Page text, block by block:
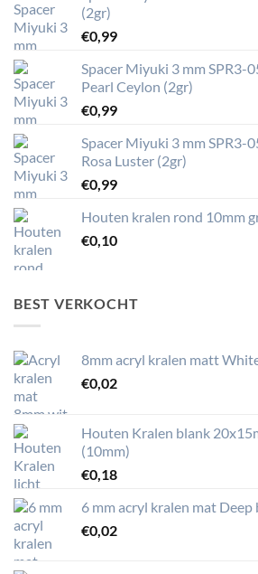
(2gr)
€0,99
Spacer Miyuki 3 mm SPR3-
Pearl Ceylon (2gr)
€0,99
Spacer Miyuki 3 mm SPR3-
Rosa Luster (2gr)
€0,99
Houten kralen rond 10mm
€0,10
BEST VERKOCHT
8mm acryl kralen matt
€0,02
Houten Kralen blank
(10mm)
€0,18
6 mm acryl kralen mat Deep
€0,02